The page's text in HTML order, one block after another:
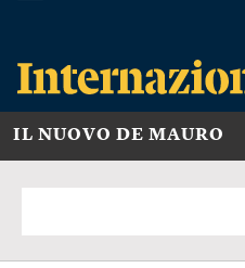
IL NUOVO DE MAURO